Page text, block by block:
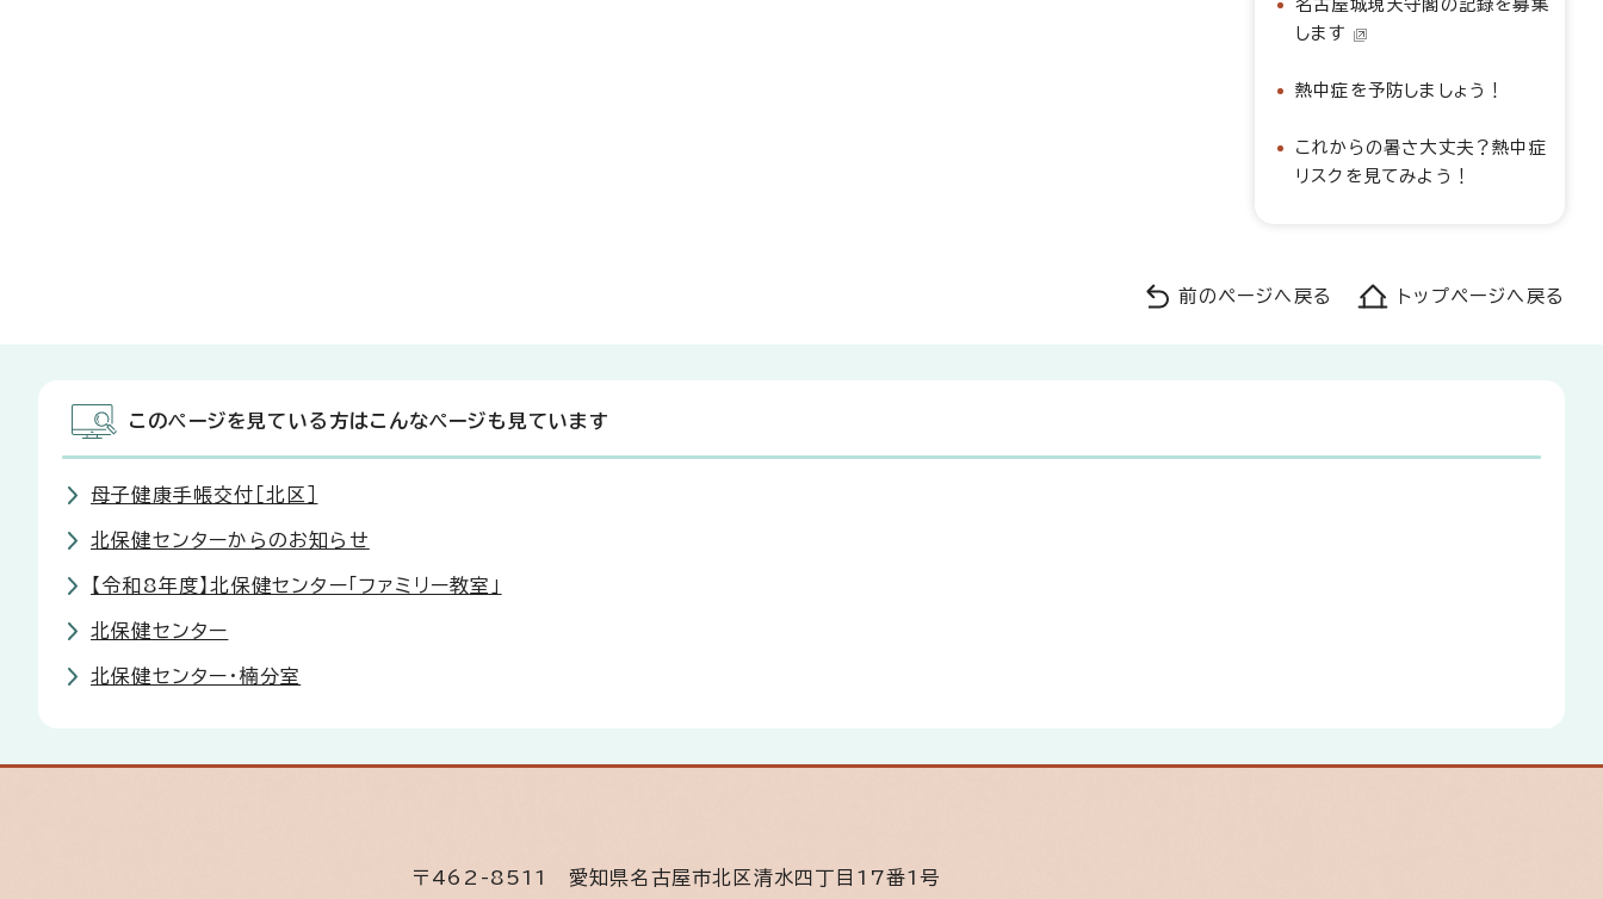
名古屋城現天守閣の記録を募集
します
熱中症を予防しましょう！
これからの暑さ大丈夫？熱中症
リスクを見てみよう！
前のページへ戻る トップページへ戻る
このページを見ている方はこんなページも見ています
母子健康手帳交付［北区］
北保健センターからのお知らせ
【令和8年度】北保健センター「ファミリー教室」
北保健センター
北保健センター・楠分室
〒462-8511 愛知県名古屋市北区清水四丁目17番1号